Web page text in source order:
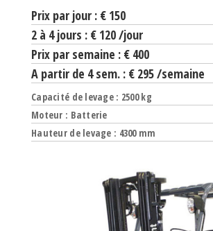
Prix par jour : € 150
2 à 4 jours : € 120 /jour
Prix par semaine : € 400
A partir de 4 sem. : € 295 /semaine
Capacité de levage : 2500 kg
Moteur : Batterie
Hauteur de levage : 4300 mm